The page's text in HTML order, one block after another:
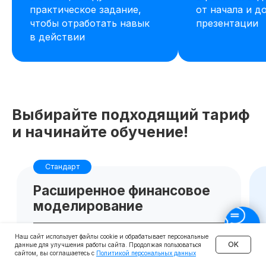
практическое задание,
чтобы отработать навык
в действии
от начала и
презентации
Выбирайте подходящий тариф
и начинайте обучение!
Наш сайт использует файлы cookie и обрабатывает персональные
данные для улучшения работы сайта. Продолжая пользоваться
сайтом, вы соглашаетесь с Политикой персональных данных
OK